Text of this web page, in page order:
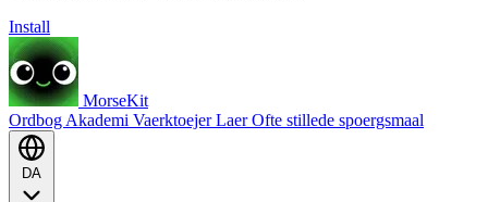
Install
MorseKit
Ordbog Akademi VaerktoejerLaerOfte stillede spoergsmaal